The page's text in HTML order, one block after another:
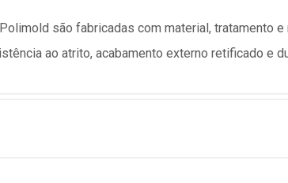
são fabricadas com material, tratamento
ao atrito, acabamento externo retificado e